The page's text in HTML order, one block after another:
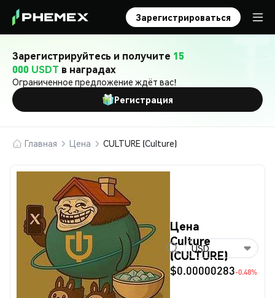
Зарегистрироваться
Зарегистрируйтесь и получите 15
000 USDT в наградах
Ограниченное предложение ждёт вас!
Регистрация
Главная Цена CULTURE (Culture)
Цена
Culture
(CULTURE)
$0.00000283-0.48%
USD